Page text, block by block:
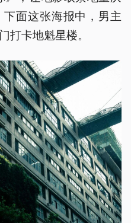
面这张海报中，男主
打卡地魁星楼。